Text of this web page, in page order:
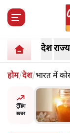
देशराज्य
होम/देश/भारत में
कानपुर के
ट्रेंडिंग
ख़बर
के घी
पर